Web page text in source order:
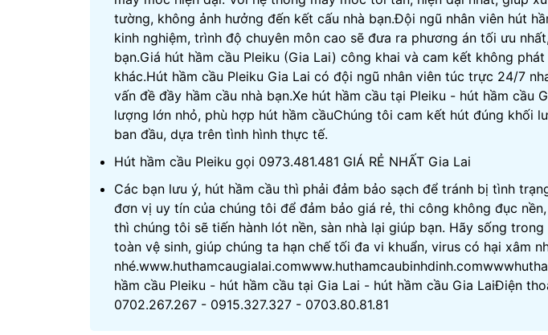
tường, không ảnh hưởng đến kết cấu nhà bạn.Đội ngũ nhân viên hút
kinh nghiệm, trình độ chuyên môn cao sẽ đưa ra phương án tối ưu
bạn.Giá hút hầm cầu Pleiku (Gia Lai) công khai và cam kết không
khác.Hút hầm cầu Pleiku Gia Lai có đội ngũ nhân viên túc trực 24/7
vấn đề đầy hầm cầu nhà bạn.Xe hút hầm cầu tại Pleiku - hút hầm cầu
lượng lớn nhỏ, phù hợp hút hầm cầuChúng tôi cam kết hút đúng khối
ban đầu, dựa trên tình hình thực tế.
Hút hầm cầu Pleiku gọi 0973.481.481 GIÁ RẺ NHẤT Gia Lai
Các bạn lưu ý, hút hầm cầu thì phải đảm bảo sạch để tránh bị tình
đơn vị uy tín của chúng tôi để đảm bảo giá rẻ, thi công không đục
thì chúng tôi sẽ tiến hành lót nền, sàn nhà lại giúp bạn. Hãy sống
toàn vệ sinh, giúp chúng ta hạn chế tối đa vi khuẩn, virus có hại xâm
hầm cầu Pleiku - hút hầm cầu tại Gia Lai - hút hầm cầu Gia LaiĐiện
0702.267.267 - 0915.327.327 - 0703.80.81.81